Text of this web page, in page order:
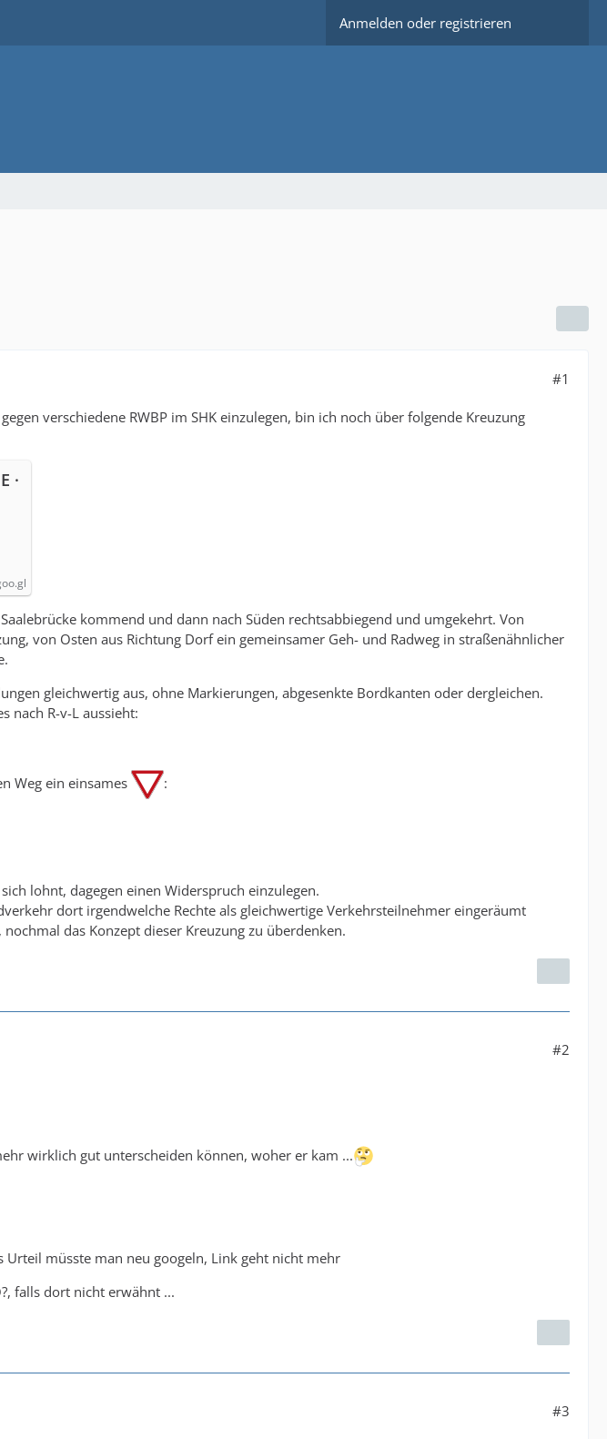
Anmelden oder registrieren
#1
verschiedene RWBP im SHK einzulegen, bin ich noch über folgende Kreuzung
·
kommend und dann nach Süden rechtsabbiegend und umgekehrt. Von
von Osten aus Richtung Dorf ein gemeinsamer Geh- und Radweg in straßenähnlicher
gleichwertig aus, ohne Markierungen, abgesenkte Bordkanten oder dergleichen.
nach R-v-L aussieht:
Weg ein einsames :
lohnt, dagegen einen Widerspruch einzulegen.
dort irgendwelche Rechte als gleichwertige Verkehrsteilnehmer eingeräumt
das Konzept dieser Kreuzung zu überdenken.
#2
wirklich gut unterscheiden können, woher er kam ...
müsste man neu googeln, Link geht nicht mehr
falls dort nicht erwähnt ...
#3